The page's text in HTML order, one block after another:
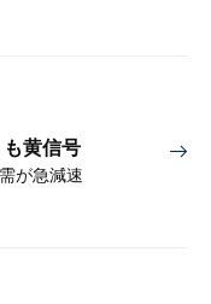
黄信号
が急減速